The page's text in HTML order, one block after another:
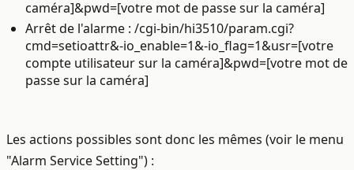
caméra]&pwd=[votre mot de passe sur la caméra]
Arrêt de l'alarme : /cgi-bin/hi3510/param.cgi?
cmd=setioattr&-io_enable=1&-io_flag=1&usr=[votre
compte utilisateur sur la caméra]&pwd=[votre mot de
passe sur la caméra]
Les actions possibles sont donc les mêmes (voir le menu
"Alarm Service Setting") :